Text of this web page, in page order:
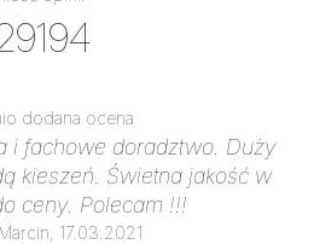
dodana ocena
i fachowe doradztwo. Duży
kieszeń. Świetna jakość w
ceny. Polecam !!!
17.03.2021